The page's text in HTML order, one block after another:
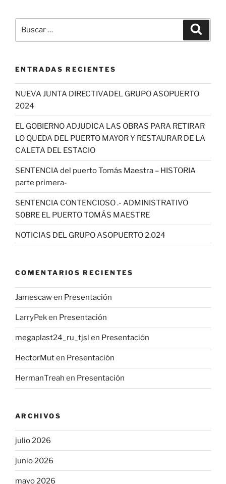
por:
ENTRADAS RECIENTES
NUEVA JUNTA DIRECTIVADEL GRUPO ASOPUERTO
2024
EL GOBIERNO ADJUDICA LAS OBRAS PARA RETIRAR
LO QUEDA DEL PUERTO MAYOR Y RESTAURAR DE LA
CALETA DEL ESTACIO
SENTENCIA del puerto Tomás Maestra – HISTORIA
parte primera-
SENTENCIA CONTENCIOSO .- ADMINISTRATIVO
S0BRE EL PUERTO TOMÁS MAESTRE
NOTICIAS DEL GRUPO ASOPUERTO 2.024
COMENTARIOS RECIENTES
Jamescawen Presentación
LarryPeken Presentación
megaplast24_ru_tjsl en Presentación
HectorMuten Presentación
HermanTreah en Presentación
ARCHIVOS
julio 2026
junio 2026
mayo 2026